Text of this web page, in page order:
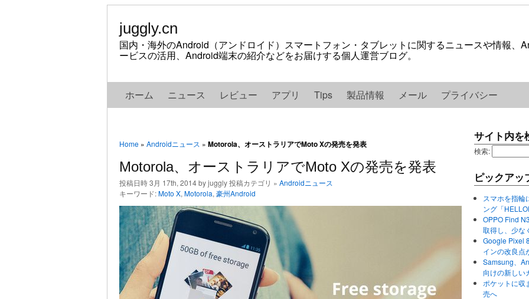
juggly.cn
国内・海外のAndroid（アンドロイド）スマートフォン・タブレットに関するニュースや情報、
ービスの活用、Android端末の紹介などをお届けする個人運営ブログ。
ホーム ニュース レビュー アプリ Tips 製品情報 メール プライバシー
Home » Androidニュース » Motorola、オーストラリアでMoto Xの発売を発表
Motorola、オーストラリアでMoto Xの発売を発表
投稿日時 3月 17th, 2014 by juggly 投稿カテゴリ » Androidニュース
キーワード:Moto X, Motorola, 豪州Android
サイト内を
検索:
ピックアッ
スマホを指輪
ング「
OPPO Find
取得し、少な
Google Pixel
インの改良点
Samsung、
向けの新しい
ポケットに収
売へ